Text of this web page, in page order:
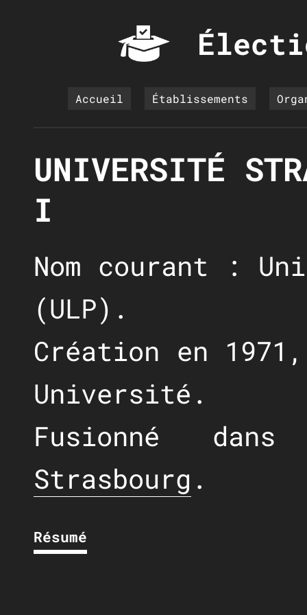
Accueil Établissements
UNIVERSITÉ
I
Nom courant :
(ULP).
Création en
Université.
Fusionné
Strasbourg .
Résumé